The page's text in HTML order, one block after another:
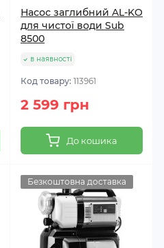
Насос заглибний AL-KO
для чистої води Sub
8500
в наявності
Код товару: 113961
2 599 грн
До кошика
Безкоштовна доставка